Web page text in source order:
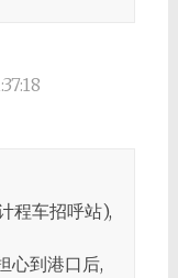
程车招呼站),
心到港口后,